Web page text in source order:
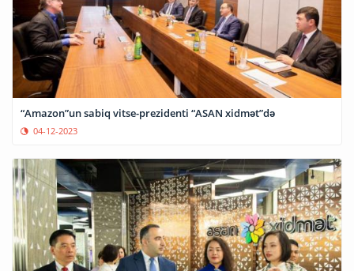
“Amazon”un sabiq vitse-prezidenti “ASAN xidmət”də
04-12-2023